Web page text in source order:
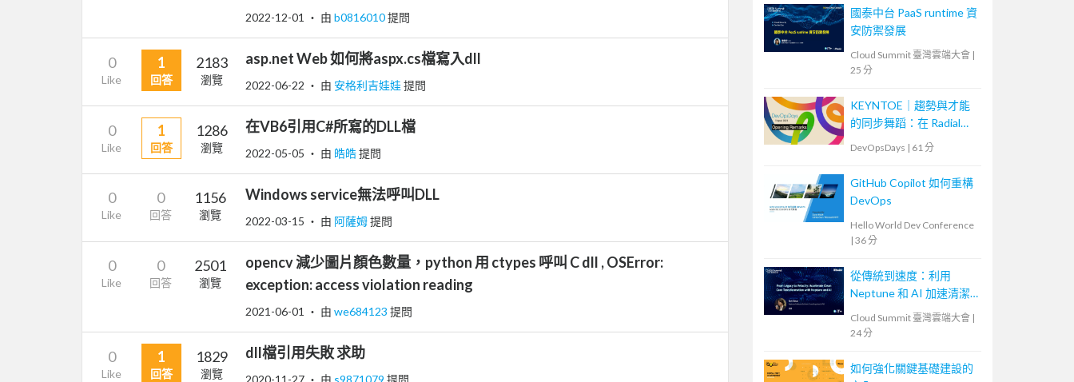
2022-12-01 ‧ 由 b0816010提問
0
Like
1
回答
2183
瀏覽
asp.net Web 如何將aspx.cs檔寫入dll
2022-06-22 ‧ 由 安格利吉娃娃提問
0
Like
1
回答
1286
瀏覽
在VB6引用C#所寫的DLL檔
2022-05-05 ‧ 由 皓皓提問
0
Like
0
回答
1156
瀏覽
Windows service無法呼叫DLL
2022-03-15 ‧ 由 阿薩姆提問
0
Like
0
回答
2501
瀏覽
opencv 減少圖片顏色數量，python 用 ctypes 呼叫 C dll , OSError:
exception: access violation reading
2021-06-01 ‧ 由 we684123 提問
0
Like
1
回答
1829
瀏覽
dll檔引用失敗 求助
2020-11-27 ‧ 由 s9871079 提問
國泰中台 PaaS runtime 資
安防禦發展
Cloud Summit 臺灣雲端大會 |
25 分
KEYNTOE｜趨勢與才能
的同步舞蹈：在 Radial
Web 組織的 DevOps 轉
DevOpsDays | 61 分
GitHub Copilot 如何重構
DevOps
Hello World Dev Conference
| 36 分
從傳統到速度：利用
Neptune 和 AI 加速清潔
Cloud Summit 臺灣雲端大會 |
24 分
如何強化關鍵基礎建設的